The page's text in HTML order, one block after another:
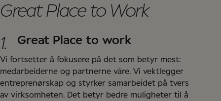
Great Place to Work
1.
Great Place to work
Vi fortsetter å fokusere på det som betyr mest:
medarbeiderne og partnerne våre. Vi vektlegger
entreprenørskap og styrker samarbeidet på tvers
av virksomheten. Det betyr bedre muligheter til å